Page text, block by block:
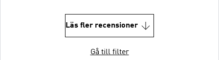
Läs fler recensioner
Gå till filter